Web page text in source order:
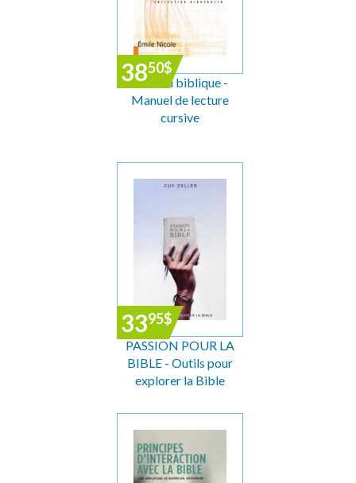
3850$
Hébreu biblique -
Manuel de lecture
cursive
3395$
PASSION POUR LA
BIBLE - Outils pour
explorer la Bible